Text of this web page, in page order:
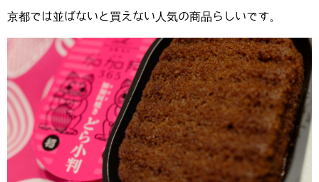
京都では並ばないと買えない人気の商品らしいです。